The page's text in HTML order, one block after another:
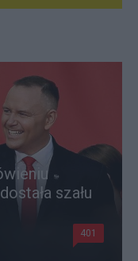
szału
401